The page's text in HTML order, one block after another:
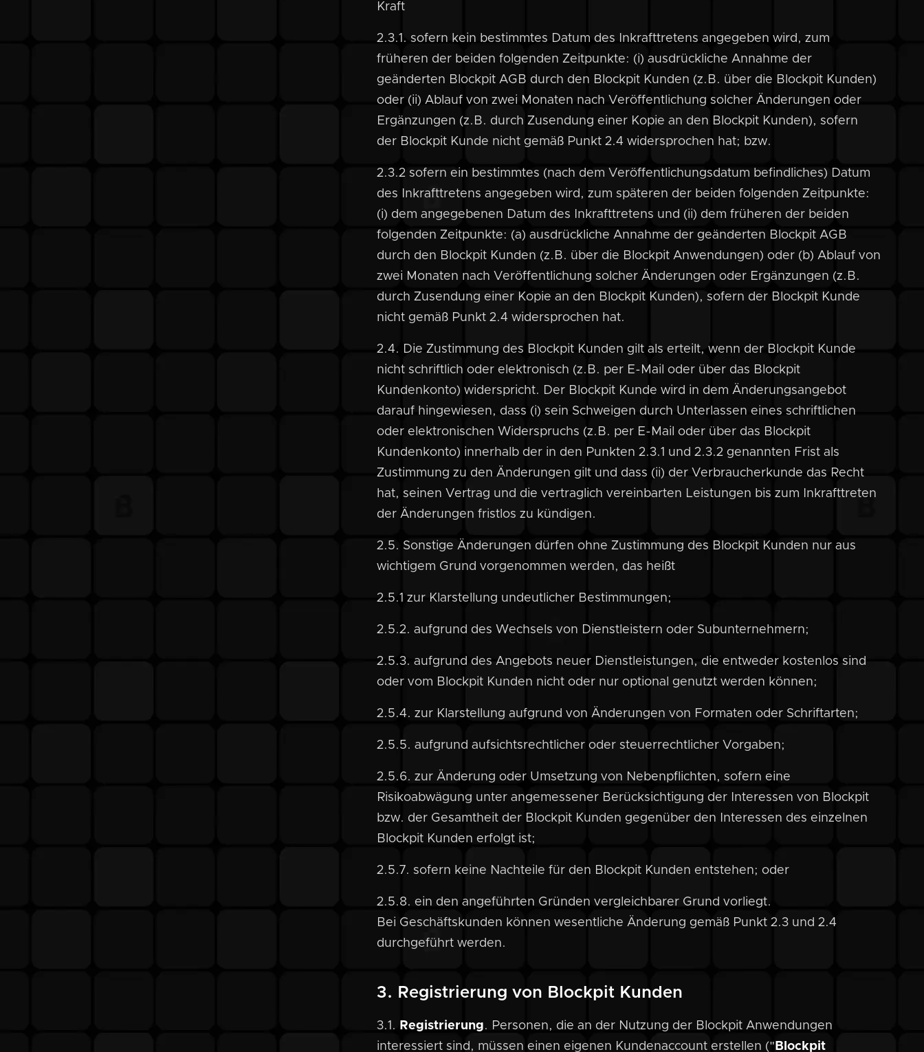
Kraft
2.3.1. sofern kein bestimmtes Datum des Inkrafttretens angegeben wird, zum
früheren der beiden folgenden Zeitpunkte: (i) ausdrückliche Annahme der
geänderten Blockpit AGB durch den Blockpit Kunden (z.B. über die Blockpit Kunden)
oder (ii) Ablauf von zwei Monaten nach Veröffentlichung solcher Änderungen oder
Ergänzungen (z.B. durch Zusendung einer Kopie an den Blockpit Kunden), sofern
der Blockpit Kunde nicht gemäß Punkt 2.4 widersprochen hat; bzw.
2.3.2 sofern ein bestimmtes (nach dem Veröffentlichungsdatum befindliches) Datum
des Inkrafttretens angegeben wird, zum späteren der beiden folgenden Zeitpunkte:
(i) dem angegebenen Datum des Inkrafttretens und (ii) dem früheren der beiden
folgenden Zeitpunkte: (a) ausdrückliche Annahme der geänderten Blockpit AGB
durch den Blockpit Kunden (z.B. über die Blockpit Anwendungen) oder (b) Ablauf von
zwei Monaten nach Veröffentlichung solcher Änderungen oder Ergänzungen (z.B.
durch Zusendung einer Kopie an den Blockpit Kunden), sofern der Blockpit Kunde
nicht gemäß Punkt 2.4 widersprochen hat.
2.4. Die Zustimmung des Blockpit Kunden gilt als erteilt, wenn der Blockpit Kunde
nicht schriftlich oder elektronisch (z.B. per E-Mail oder über das Blockpit
Kundenkonto) widerspricht. Der Blockpit Kunde wird in dem Änderungsangebot
darauf hingewiesen, dass (i) sein Schweigen durch Unterlassen eines schriftlichen
oder elektronischen Widerspruchs (z.B. per E-Mail oder über das Blockpit
Kundenkonto) innerhalb der in den Punkten 2.3.1 und 2.3.2 genannten Frist als
Zustimmung zu den Änderungen gilt und dass (ii) der Verbraucherkunde das Recht
hat, seinen Vertrag und die vertraglich vereinbarten Leistungen bis zum Inkrafttreten
der Änderungen fristlos zu kündigen.
2.5. Sonstige Änderungen dürfen ohne Zustimmung des Blockpit Kunden nur aus
wichtigem Grund vorgenommen werden, das heißt
2.5.1 zur Klarstellung undeutlicher Bestimmungen;
2.5.2. aufgrund des Wechsels von Dienstleistern oder Subunternehmern;
2.5.3. aufgrund des Angebots neuer Dienstleistungen, die entweder kostenlos sind
oder vom Blockpit Kunden nicht oder nur optional genutzt werden können;
2.5.4. zur Klarstellung aufgrund von Änderungen von Formaten oder Schriftarten;
2.5.5. aufgrund aufsichtsrechtlicher oder steuerrechtlicher Vorgaben;
2.5.6. zur Änderung oder Umsetzung von Nebenpflichten, sofern eine
Risikoabwägung unter angemessener Berücksichtigung der Interessen von Blockpit
bzw. der Gesamtheit der Blockpit Kunden gegenüber den Interessen des einzelnen
Blockpit Kunden erfolgt ist;
2.5.7. sofern keine Nachteile für den Blockpit Kunden entstehen; oder
2.5.8. ein den angeführten Gründen vergleichbarer Grund vorliegt.
Bei Geschäftskunden können wesentliche Änderung gemäß Punkt 2.3 und 2.4
durchgeführt werden.
3. Registrierung von Blockpit Kunden
3.1. Registrierung. Personen, die an der Nutzung der Blockpit Anwendungen
interessiert sind, müssen einen eigenen Kundenaccount erstellen (" Blockpit